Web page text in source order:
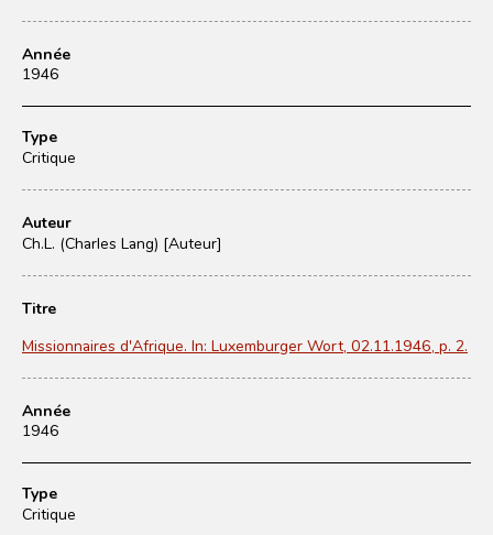
Année
1946
Type
Critique
Auteur
Ch.L. (Charles Lang) [Auteur]
Titre
Missionnaires d'Afrique. In: Luxemburger Wort, 02.11.1946, p. 2.
Année
1946
Type
Critique